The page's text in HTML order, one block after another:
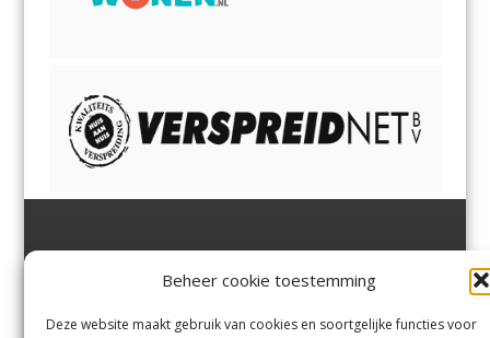
Beheer cookie toestemming
Deze website maakt gebruik van cookies en soortgelijke functies voor
Margadantstraat 34
0255-533900
Velserbroek,Velsen-Zuid,
Zuid,Driehuisen